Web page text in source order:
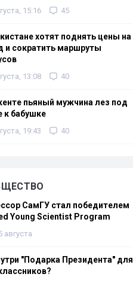
15:16 45
хотят поднять цены на
и сократить маршруты
13:08 40
пьяный мужчина лез под
к бабушке
19:43 40
СамГУ стал победителем
Young Scientist Program
августа
"Подарка Президента" для